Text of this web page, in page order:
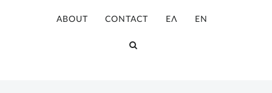
ABOUT CONTACT ΕΛ ΕΝ